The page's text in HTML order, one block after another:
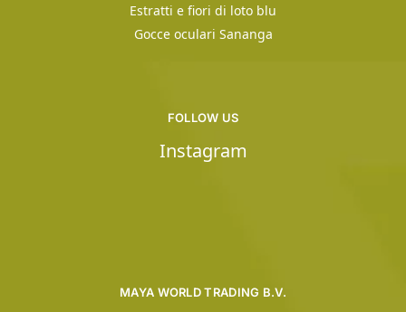
Estratti e fiori di loto blu
Gocce oculari Sananga
MAYA WORLD TRADING B.V.
FOLLOW US
Instagram